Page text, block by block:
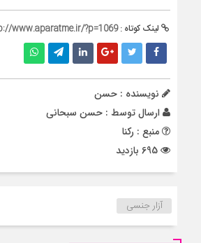
لینک کوتاه :www.aparatme.ir/?p=1069
نویسنده : حسن
ارسال توسط : حسن سبحانی
منبع : رکنا
آزار جنسی